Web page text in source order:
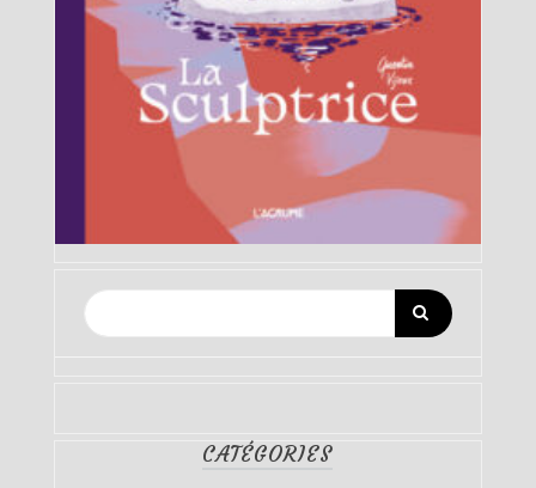
CATÉGORIES